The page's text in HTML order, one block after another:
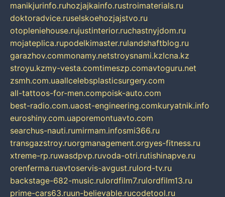
manikjurinfo.ruhozjajkainfo.rustroimaterials.ru
doktoradvice.ruselskoehozjajstvo.ru
otopleniehouse.rujustinterior.ruchastnyjdom.ru
mojateplica.rupodelkimaster.rulandshaftblog.ru
garazhov.commonamy.netstroysnami.kzlcna.kz
stroyu.kzmy-vesta.comtimeszp.comavtoguru.net
zsmh.com.uaallcelebsplasticsurgery.com
all-tattoos-for-men.compoisk-auto.com
best-radio.com.uaost-engineering.comkuryatnik.info
euroshiny.com.uaporemontuavto.com
searchus-nauti.rumirmam.infosmi366.ru
transgazstroy.ruorgmanagement.orgyes-fitness.ru
xtreme-rp.ruwasdpvp.ruvoda-otri.rutishinapve.ru
orenferma.ruavtoservis-avgust.rulord-tv.ru
backstage-682-music.rulordfilm7.rulordfilm13.ru
prime-cars63.ruun-believable.rucodetool.ru